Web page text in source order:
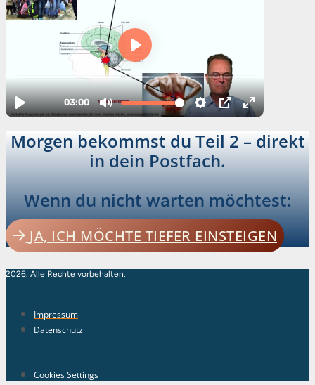
Morgen bekommst du Teil 2 – direkt
in dein Postfach.
Wenn du nicht warten möchtest:
JA, ICH MÖCHTE TIEFER EINSTEIGEN
2026. Alle Rechte vorbehalten.
Impressum
Datenschutz
Cookies Settings